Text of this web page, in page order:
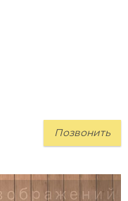
Позвонить